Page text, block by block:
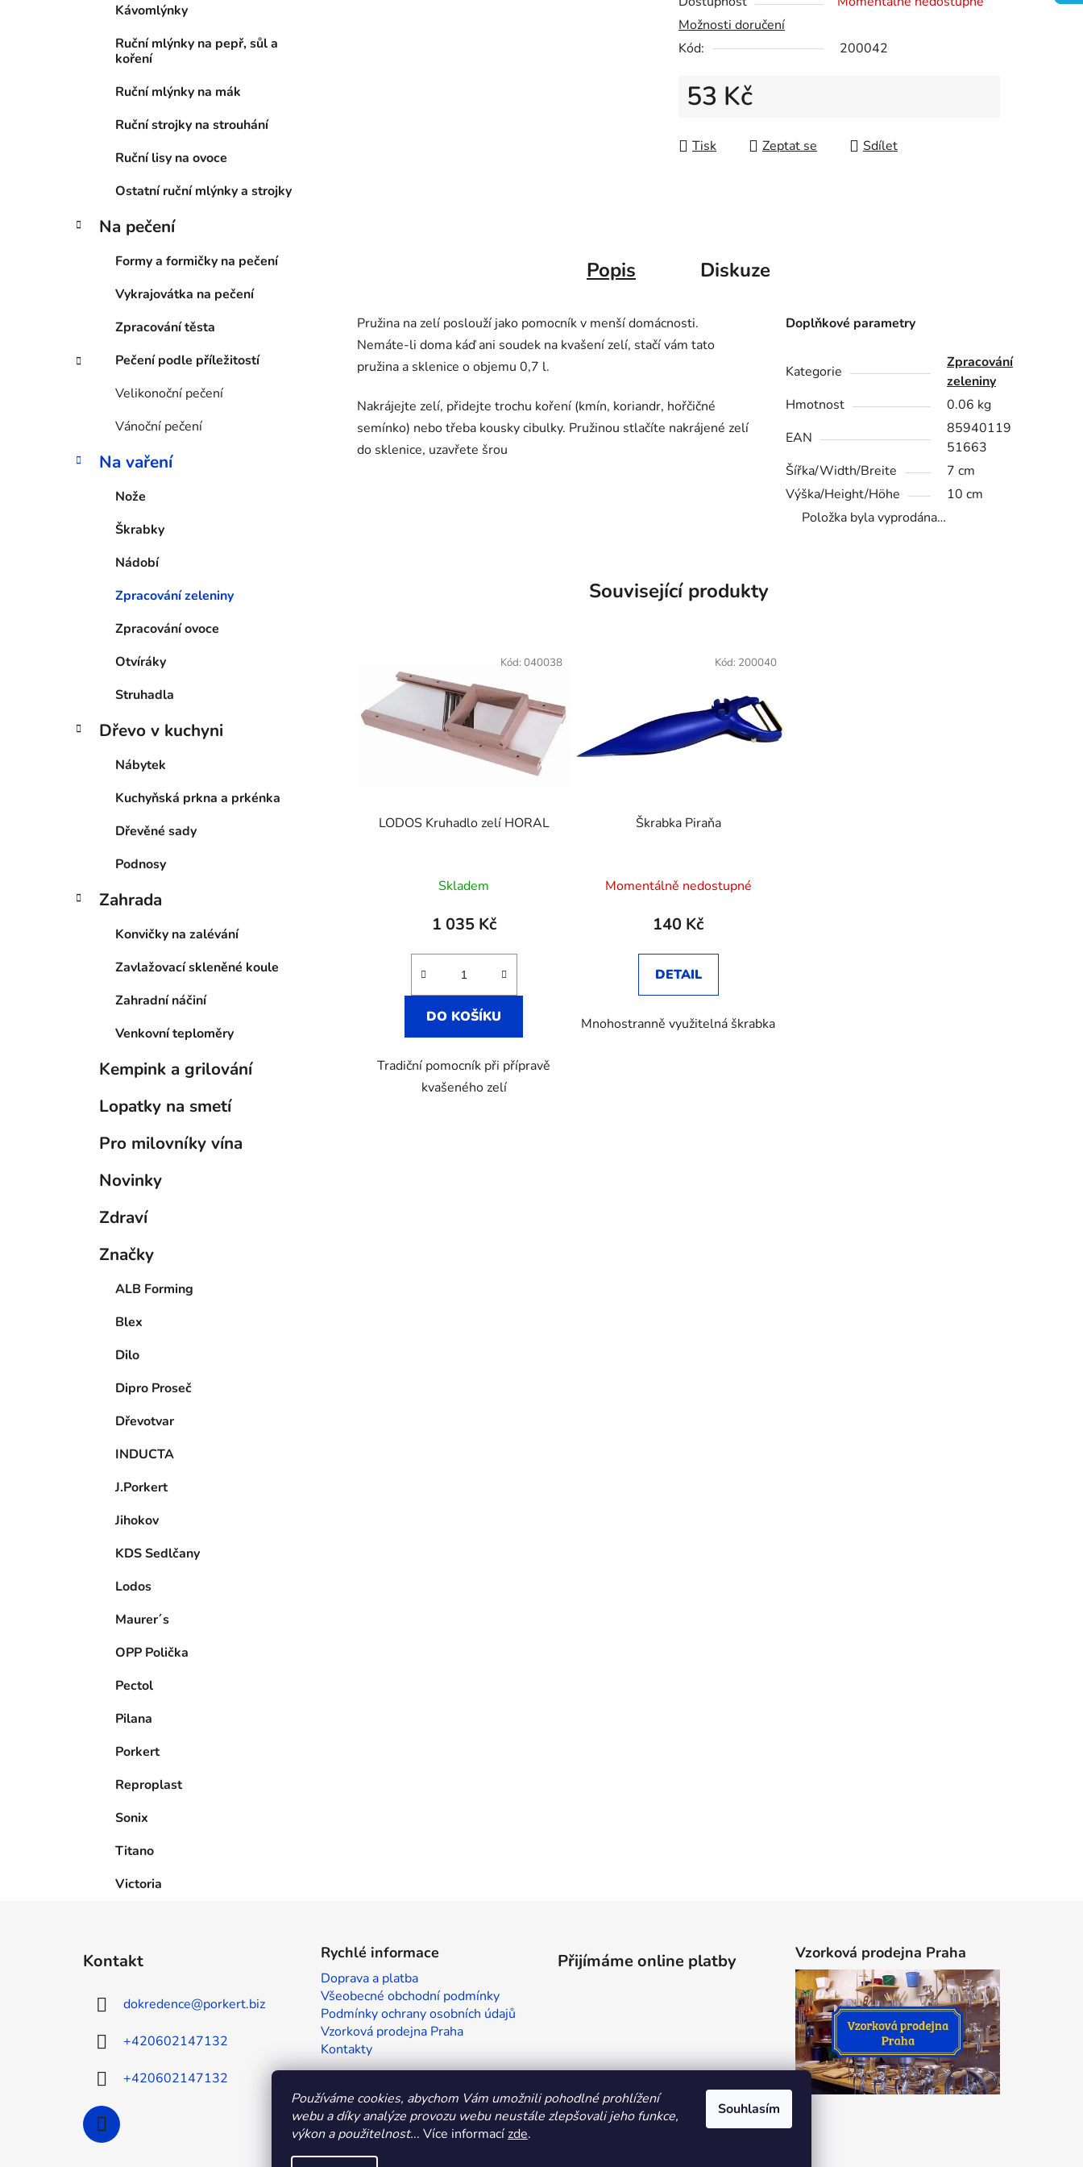
Používáme cookies, abychom Vám umožnili pohodlné prohlížení
webu a díky analýze provozu webu neustále zlepšovali jeho funkce,
výkon a použitelnost... Více informacízde.
Souhlasím
Kávomlýnky
Ruční mlýnky na pepř, sůl a
koření
Ruční mlýnky na mák
Ruční strojky na strouhání
Ruční lisy na ovoce
Ostatní ruční mlýnky a strojky
Na pečení
Formy a formičky na pečení
Vykrajovátka na pečení
Zpracování těsta
Pečení podle příležitostí
Velikonoční pečení
Vánoční pečení
Na vaření
Nože
Škrabky
Nádobí
Zpracování zeleniny
Zpracování ovoce
Otvíráky
Struhadla
Dřevo v kuchyni
Nábytek
Kuchyňská prkna a prkénka
Dřevěné sady
Podnosy
Zahrada
Konvičky na zalévání
Zavlažovací skleněné koule
Zahradní náčiní
Venkovní teploměry
Kempink a grilování
Lopatky na smetí
Pro milovníky vína
Novinky
Zdraví
Značky
ALB Forming
Blex
Dilo
Dipro Proseč
Dřevotvar
INDUCTA
J.Porkert
Jihokov
KDS Sedlčany
Lodos
Maurer´s
OPP Polička
Pectol
Pilana
Porkert
Reproplast
Sonix
Titano
Victoria
5
hvězdiček.
Možnosti doručení
Kód:
200042
53 Kč
Tisk
Zeptat se Sdílet
Popis Diskuze
Pružina na zelí poslouží jako pomocník v menší domácnosti.
Nemáte-li doma káď ani soudek na kvašení zelí, stačí vám tato
pružina a sklenice o objemu 0,7 l.
Nakrájejte zelí, přidejte trochu koření (kmín, koriandr, hořčičné
semínko) nebo třeba kousky cibulky. Pružinou stlačíte nakrájené zelí
do sklenice, uzavřete šrou
Doplňkové parametry
Kategorie
Zpracování
zeleniny
Hmotnost
0.06 kg
EAN
85940119
51663
Šířka/Width/Breite
7 cm
Výška/Height/Höhe
10 cm
Položka byla vyprodána…
Související produkty
LODOS Kruhadlo zelí HORAL
Skladem
1 035 Kč
DO KOŠÍKU
Tradiční pomocník při přípravě
kvašeného zelí
Kód: 040038
Škrabka Piraňa
Momentálně nedostupné
140 Kč
DETAIL
Mnohostranně využitelná škrabka
Kód: 200040
Kontakt
dokredence@porkert.biz
+420602147132
+420602147132
Rychlé informace
Doprava a platba
Všeobecné obchodní podmínky
Podmínky ochrany osobních údajů
Vzorková prodejna Praha
Kontakty
Přijímáme online platby Vzorková prodejna Praha